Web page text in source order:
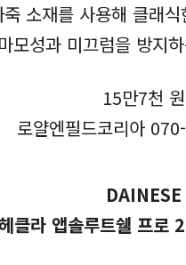
소재를 사용해 클래
모성과 미끄럼을 방지
15만7천 원
로얄엔필드코리아
DAINESE
클라 앱솔루트쉘 프로